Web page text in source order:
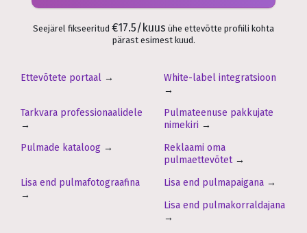
Seejärel fikseeritud €17.5/kuus ühe ettevõtte profiili kohta
pärast esimest kuud.
Ettevõtete portaal →
White-label integratsioon
→
Tarkvara professionaalidele
→
Pulmateenuse pakkujate
nimekiri →
Pulmade kataloog →
Reklaami oma
pulmaettevõtet→
Lisa end pulmafotograafina
→
Lisa end pulmapaigana →
Lisa end pulmakorraldajana
→